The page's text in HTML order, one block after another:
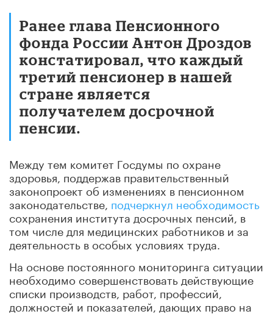
Ранее глава Пенсионного
фонда России Антон Дроздов
констатировал, что каждый
третий пенсионер в нашей
стране является
получателем досрочной
пенсии.
Между тем комитет Госдумы по охране
здоровья, поддержав правительственный
законопроект об изменениях в пенсионном
законодательстве, подчеркнул необходимость
сохранения института досрочных пенсий, в
том числе для медицинских работников и за
деятельность в особых условиях труда.
На основе постоянного мониторинга ситуации
необходимо совершенствовать действующие
списки производств, работ, профессий,
должностей и показателей, дающих право на